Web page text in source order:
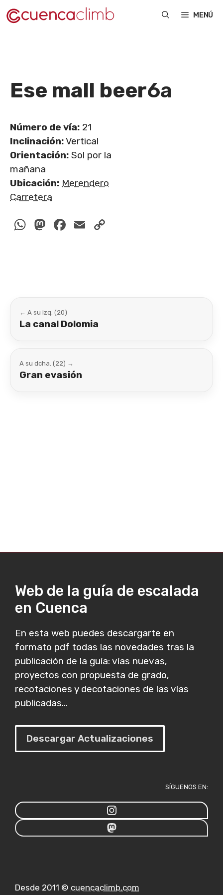
Saltar
al
MENÚ
Ese mall beer6a
Número de vía: 21
Inclinación:Vertical
Orientación: Sol por la
mañana
Ubicación: Merendero
Carretera
WhatsApp
Mastodon
Facebook
Email
← A su izq. (20)
La canal Dolomia
A su dcha. (22) →
Gran evasión
Web de la guía de escalada
en Cuenca
En esta web puedes descargarte en
formato pdf todas las novedades tras la
publicación de la guía: vías nuevas,
proyectos con propuesta de grado,
recotaciones y decotaciones de las vías
publicadas...
Descargar Actualizaciones
SÍGUENOS EN:
Desde 2011 © cuencaclimb.com